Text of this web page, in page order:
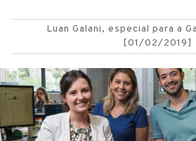
Luan Galani, especial para a
[01/02/2019]